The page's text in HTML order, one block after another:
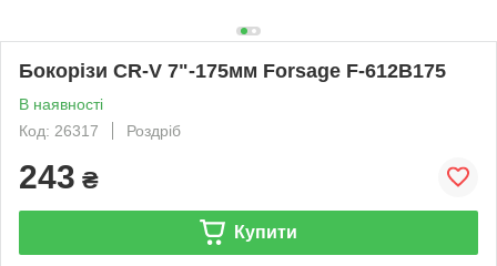
Бокорізи CR-V 7"-175мм Forsage F-612B175
В наявності
Код: 26317
Роздріб
243 ₴
Купити